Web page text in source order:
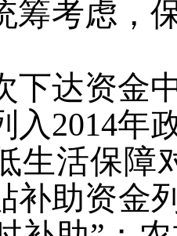
筹考虑，
下达资金
入2014年
生活保障
补助资金